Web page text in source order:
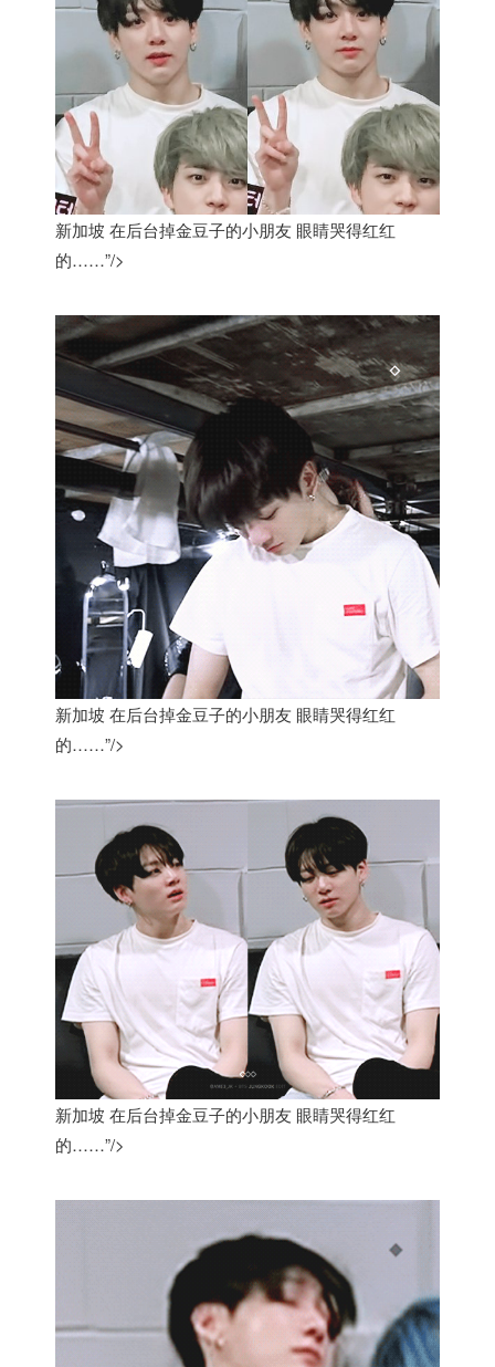
新加坡 在后台掉金豆子的小朋友 眼睛哭得红红
的……”/>
新加坡 在后台掉金豆子的小朋友 眼睛哭得红红
的……”/>
新加坡 在后台掉金豆子的小朋友 眼睛哭得红红
的……”/>